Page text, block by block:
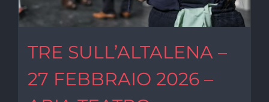
TRE SULL’ALTALENA –
27 FEBBRAIO 2026 –